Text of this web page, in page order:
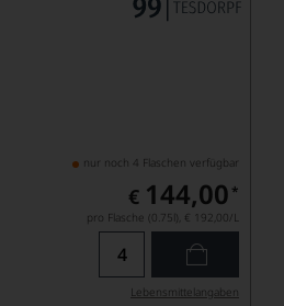
nur noch 4 Flaschen verfügbar
€ 144,00 *
pro Flasche (0.75l), € 192,00/L
Lebensmittel­angaben